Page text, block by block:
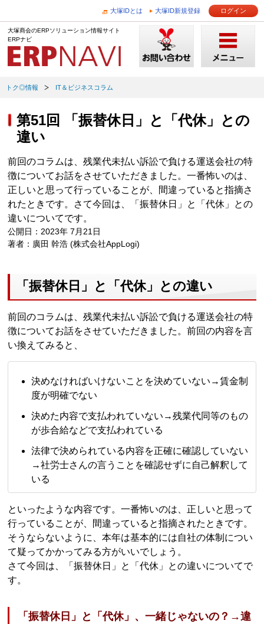
大塚IDとは 大塚ID新規登録 ログイン
大塚商会のERPソリューション情報サイト
ERPナビ
トク◎情報 IT＆ビジネスコラム
第51回 「振替休日」と「代休」との
違い
前回のコラムは、残業代未払い訴訟で負ける運送会社の特
徴についてお話をさせていただきました。一番怖いのは、
正しいと思って行っていることが、間違っていると指摘さ
れたときです。さて今回は、「振替休日」と「代休」との
違いについてです。
公開日：2023年 7月21日
著者：廣田 幹浩 (株式会社AppLogi)
「振替休日」と「代休」との違い
前回のコラムは、残業代未払い訴訟で負ける運送会社の特
徴についてお話をさせていただきました。前回の内容を言
い換えてみると、
決めなければいけないことを決めていない→賃金制
度が明確でない
決めた内容で支払われていない→残業代同等のもの
が歩合給などで支払われている
法律で決められている内容を正確に確認していない
→社労士さんの言うことを確認せずに自己解釈して
いる
といったような内容です。一番怖いのは、正しいと思って
行っていることが、間違っていると指摘されたときです。
そうならないように、本年は基本的には自社の体制につい
て疑ってかかってみる方がいいでしょう。
さて今回は、「振替休日」と「代休」との違いについてで
す。
「振替休日」と「代休」、一緒じゃないの？→違